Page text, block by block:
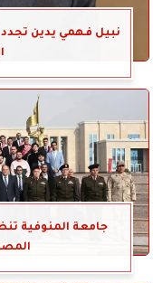
نبيل فهمي يدين تجدد
جامعة المنوفية